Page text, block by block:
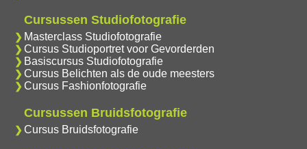
Cursussen Studiofotografie
Masterclass Studiofotografie
Cursus Studioportret voor Gevorderden
Basiscursus Studiofotografie
Cursus Belichten als de oude meesters
Cursus Fashionfotografie
Cursussen Bruidsfotografie
Cursus Bruidsfotografie